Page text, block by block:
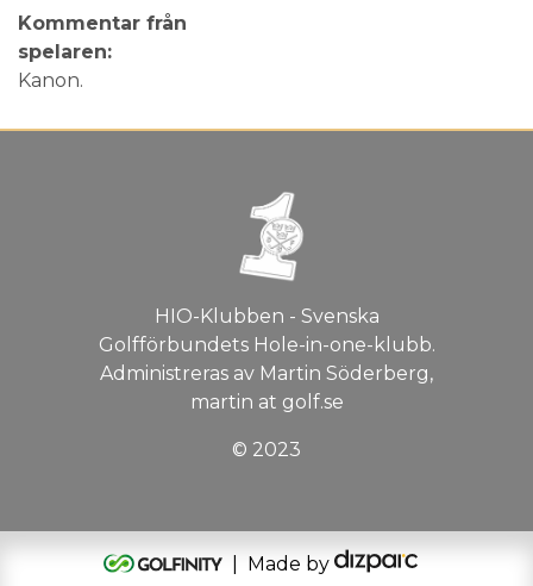
Kommentar från
spelaren:
Kanon.
HIO-Klubben - Svenska
Golfförbundets Hole-in-one-klubb.
Administreras av Martin Söderberg,
martin at golf.se
© 2023
| Made by